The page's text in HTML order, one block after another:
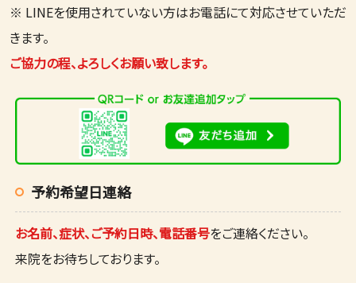
※ LINEを使用されていない方はお電話にて対応させていただ
きます。
ご協力の程、よろしくお願い致します。
予約希望日連絡
お名前、症状、ご予約日時、電話番号をご連絡ください。
来院をお待ちしております。